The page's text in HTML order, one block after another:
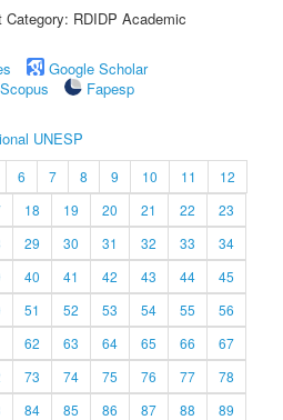
RDIDP Academic
Google Scholar
Scopus
Fapesp
UNESP
6 7 8 9 10 11
12
18 19 20 21 22
23
29 30 31 32 33
34
40 41 42 43 44
45
51 52 53 54 55
56
62 63 64 65 66
67
73 74 75 76 77
78
84 85 86 87 88
89